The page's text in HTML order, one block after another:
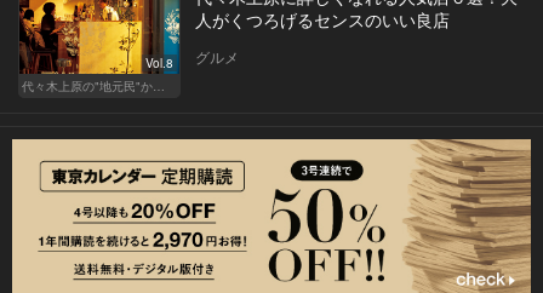
Vol.8
代々木上原の"地元民"から愛される名店
人がくつろげるセンスのいい良店
グルメ